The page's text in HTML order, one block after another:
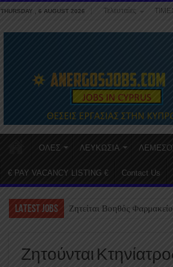
THURSDAY , 6 AUGUST 2026 Τελευταίες
ΟΛΕΣ ΛΕΥΚΩΣΙΑ
€ PAY VACANCY LISTING € Contact Us
LATEST JOBS Ζητείται Βοηθός
Ζητούνται